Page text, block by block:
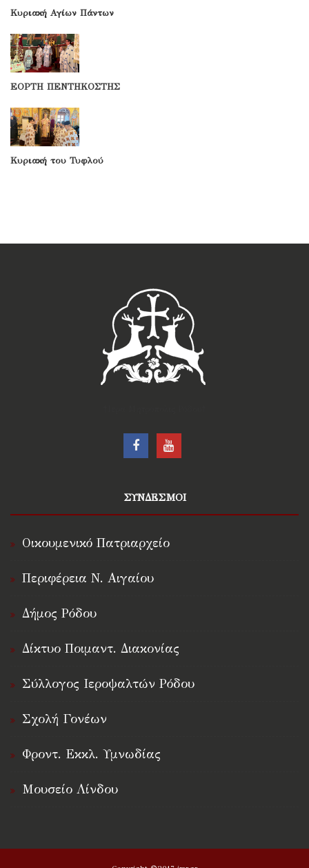
Κυριακή Αγίων Πάντων
ΕΟΡΤΗ ΠΕΝΤΗΚΟΣΤΗΣ
Κυριακή του Τυφλού
ΣΥΝΔΕΣΜΟΙ
Οικουμενικό Πατριαρχείο
Περιφέρεια Ν. Αιγαίου
Δήμος Ρόδου
Δίκτυο Ποιμαντ. Διακονίας
Σύλλογος Ιεροψαλτών Ρόδου
Σχολή Γονέων
Φροντ. Εκκλ. Υμνωδίας
Μουσείο Λίνδου